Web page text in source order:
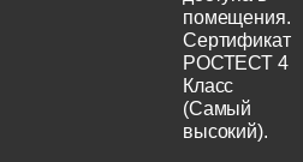
помещения.
Сертификат
РОСТЕСТ 4
Класс
(Самый
высокий).